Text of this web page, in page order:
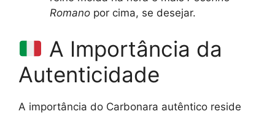
Romano por cima, se desejar.
A Importância da
Autenticidade
A importância do Carbonara autêntico reside